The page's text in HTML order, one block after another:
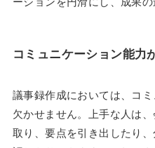
コミュニケーション能力
議事録作成においては、コ
欠かせません。上手な人は
取り、要点を引き出したり